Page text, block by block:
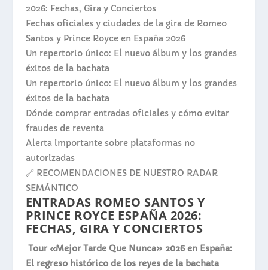
2026: Fechas, Gira y Conciertos
Fechas oficiales y ciudades de la gira de Romeo
Santos y Prince Royce en España 2026
Un repertorio único: El nuevo álbum y los grandes
éxitos de la bachata
Un repertorio único: El nuevo álbum y los grandes
éxitos de la bachata
Dónde comprar entradas oficiales y cómo evitar
fraudes de reventa
Alerta importante sobre plataformas no
autorizadas
🔗 RECOMENDACIONES DE NUESTRO RADAR
SEMÁNTICO
ENTRADAS ROMEO SANTOS Y
PRINCE ROYCE ESPAÑA 2026:
FECHAS, GIRA Y CONCIERTOS
Tour «Mejor Tarde Que Nunca» 2026 en España:
El regreso histórico de los reyes de la bachata